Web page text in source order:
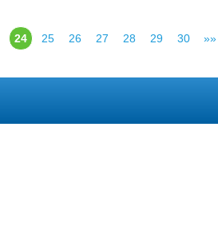
24 25 26 27 28 29 30 »»